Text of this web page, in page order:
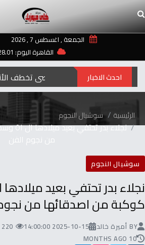
الجمعة , اغسطس 7 , 2026
القاهرة اليوم: 28.01°C
إيمان العاصي تخطف الأنظار
احدث الاخبار
الرئيسية سوشيال النجوم
نجلاء
من نجوم الفن
سوشيال النجوم
كوكبة من اصدقائها من
BY أميرة خالد 2025-10-15 14:00:00
220 VISITS
10 MONTHS AGO